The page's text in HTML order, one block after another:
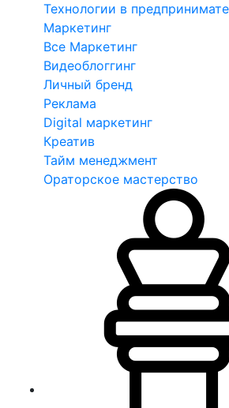
Технологии в
Маркетинг
Все Маркетинг
Видеоблоггинг
Личный бренд
Реклама
Digital маркетинг
Креатив
Тайм менеджмент
Ораторское мастерство